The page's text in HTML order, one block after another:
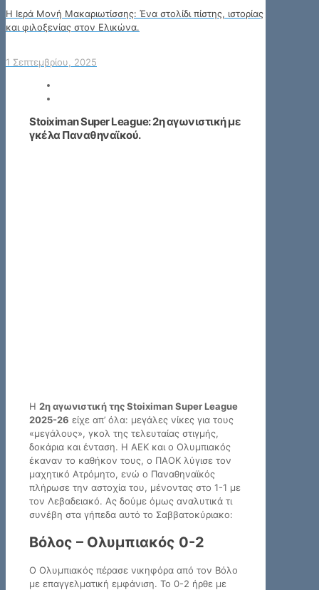
Η Ιερά Μονή Μακαριωτίσσης: Ένα στολίδι πίστης, ιστορίας
και φιλοξενίας στον Ελικώνα.
1 Σεπτεμβρίου, 2025
Stoiximan Super League: 2η αγωνιστική με
γκέλα Παναθηναϊκού.
Η 2η αγωνιστική της Stoiximan Super League
2025-26 είχε απ’ όλα: μεγάλες νίκες για τους
«μεγάλους», γκολ της τελευταίας στιγμής,
δοκάρια και ένταση. Η ΑΕΚ και ο Ολυμπιακός
έκαναν το καθήκον τους, ο ΠΑΟΚ λύγισε τον
μαχητικό Ατρόμητο, ενώ ο Παναθηναϊκός
πλήρωσε την αστοχία του, μένοντας στο 1-1 με
τον Λεβαδειακό. Ας δούμε όμως αναλυτικά τι
συνέβη στα γήπεδα αυτό το Σαββατοκύριακο:
Βόλος – Ολυμπιακός 0-2
Ο Ολυμπιακός πέρασε νικηφόρα από τον Βόλο
με επαγγελματική εμφάνιση. Το 0-2 ήρθε με